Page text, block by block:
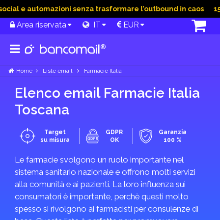
e automazioni senza trasformare l’outbound in caos 15
Area riservata IT EUR
Home Liste email Farmacie Italia
Elenco email Farmacie Italia
Toscana
Target
su misura
GDPR
OK
Garanzia
100 %
Le farmacie svolgono un ruolo importante nel
sistema sanitario nazionale e offrono molti servizi
alla comunità e ai pazienti. La loro influenza sui
consumatori è importante, perchè questi molto
spesso si rivolgono ai farmacisti per consulenze di